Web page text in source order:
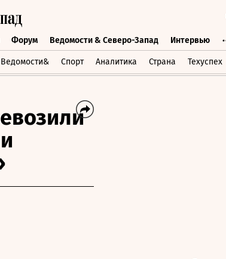
Форум Ведомости & Северо-Запад Интервью
Ведомости& Спорт Аналитика Страна Техуспех
Форум Ведомости & Северо-Запад Интервью